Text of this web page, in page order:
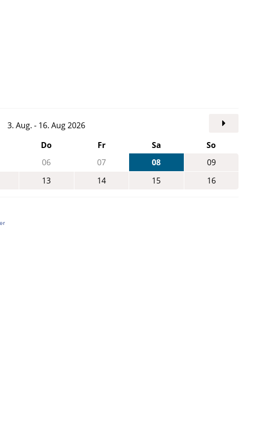
3. Aug. - 16. Aug 2026
Do Fr Sa
So
06 07 08
09
13 14 15 16